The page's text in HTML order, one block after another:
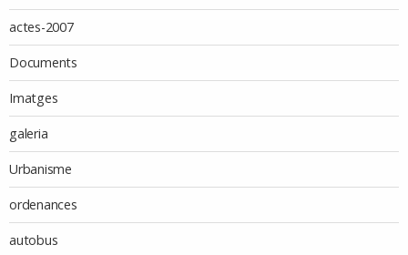
actes-2007
Documents
Imatges
galeria
Urbanisme
ordenances
autobus